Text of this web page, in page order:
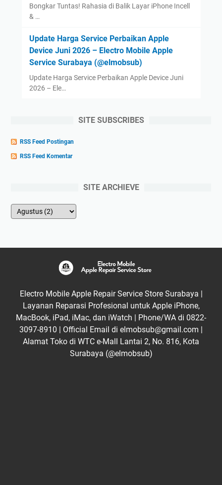
Bongkar Tuntas! Rahasia di Balik Layar iPhone Incell
& …
Update Harga Service Perbaikan Apple
Device Juni 2026 – Electro Mobile Apple
Service Surabaya (@elmobsub)
Update Harga Service Perbaikan Apple Device Juni
2026 – Ele…
SITE SUBSCRIBES
RSS Feed Postingan
RSS Feed Komentar
SITE ARCHIEVE
Electro Mobile Apple Repair Service Store Surabaya |
Layanan Reparasi Profesional untuk Apple iPhone,
MacBook, iPad, iMac, dan iWatch | Phone/WA di 0822-
3097-8910 | Official Email di elmobsub@gmail.com |
Alamat Toko di WTC e-Mall Lantai 2, No. 816, Kota
Surabaya (@elmobsub)